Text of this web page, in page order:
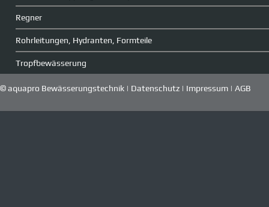
Regner
Rohrleitungen, Hydranten, Formteile
Tropfbewässerung
© aquapro Bewässerungstechnik | Datenschutz | Impressum | AGB